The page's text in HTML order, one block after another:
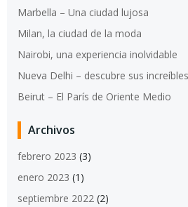
Marbella – Una ciudad lujosa
Milan, la ciudad de la moda
Nairobi, una experiencia inolvidable
Nueva Delhi – descubre sus
Beirut – El París de Oriente Medio
Archivos
febrero 2023 (3)
enero 2023 (1)
septiembre 2022 (2)